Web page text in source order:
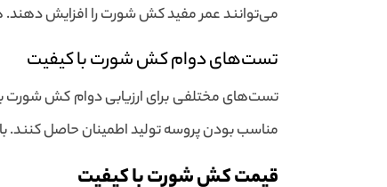
می‌توانند عمر مفید کش شورت را افزایش
تست‌های دوام کش شورت با کیفیت
تست‌های مختلفی برای ارزیابی دوام کش
مناسب بودن پروسه تولید اطمینان حاصل کنند.
قیمت کش شورت با کیفیت